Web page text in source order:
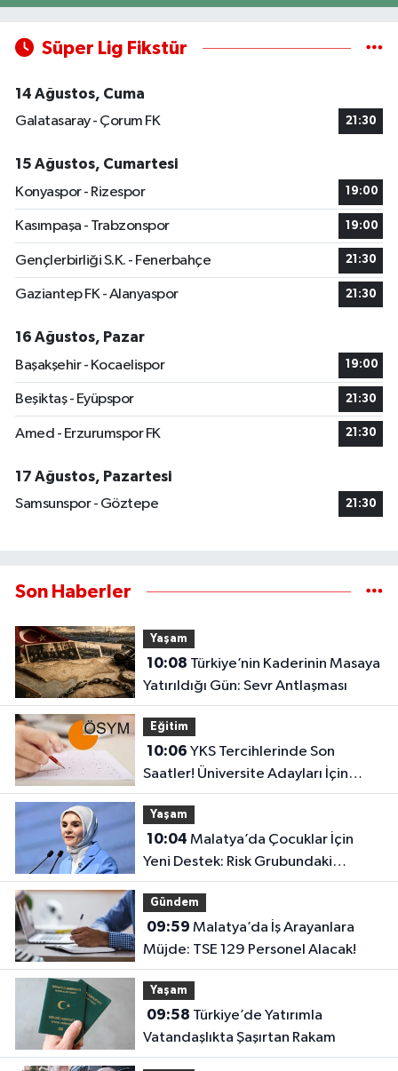
Süper Lig Fikstür
14 Ağustos, Cuma
Galatasaray - Çorum FK
21:30
15 Ağustos, Cumartesi
Konyaspor - Rizespor
19:00
Kasımpaşa - Trabzonspor 19:00
Gençlerbirliği S.K. - Fenerbahçe 21:30
Gaziantep FK - Alanyaspor 21:30
16 Ağustos, Pazar
Başakşehir - Kocaelispor
19:00
Beşiktaş - Eyüpspor 21:30
Amed - Erzurumspor FK 21:30
17 Ağustos, Pazartesi
Samsunspor - Göztepe
21:30
Son Haberler
Yaşam
10:08
Yatırıldığı Gün: Sevr Antlaşması
Eğitim
10:06
Saatler! Üniversite Adayları İçin
Kritik Gün
Yaşam
10:04
Yeni Destek: Risk Grubundaki
Çocuklar Takipte!
Gündem
09:59
Müjde: TSE 129 Personel Alacak!
Yaşam
09:58
Vatandaşlıkta Şaşırtan Rakam